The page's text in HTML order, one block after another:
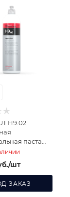
H9.02
паста
лаков 1 л
/шт
ЗАКАЗ